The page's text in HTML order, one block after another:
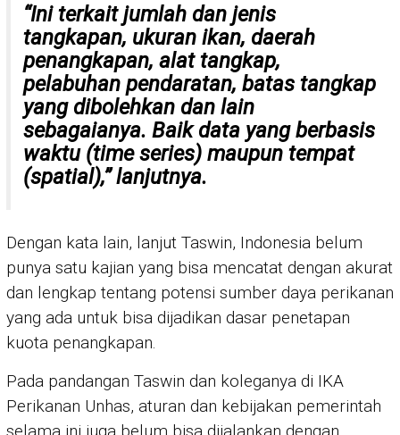
“Ini terkait jumlah dan jenis
tangkapan, ukuran ikan, daerah
penangkapan, alat tangkap,
pelabuhan pendaratan, batas tangkap
yang dibolehkan dan lain
sebagaianya. Baik data yang berbasis
waktu (time series) maupun tempat
(spatial),” lanjutnya.
Dengan kata lain, lanjut Taswin, Indonesia belum
punya satu kajian yang bisa mencatat dengan akurat
dan lengkap tentang potensi sumber daya perikanan
yang ada untuk bisa dijadikan dasar penetapan
kuota penangkapan.
Pada pandangan Taswin dan koleganya di IKA
Perikanan Unhas, aturan dan kebijakan pemerintah